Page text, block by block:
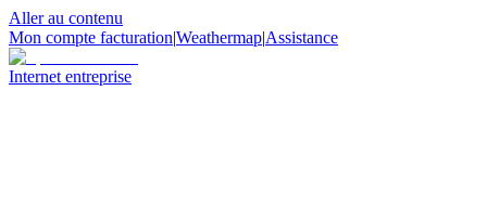
Aller au contenu
Mon compte facturation|Weathermap|Assistance
Internet entreprise